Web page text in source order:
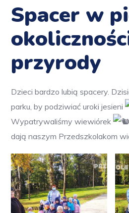
Spacer w
przyrody
Dzieci bardzo lubią spacery.
parku, by podziwiać uroki jesieni
Wypatrywaliśmy wiewiórek
dają naszym Przedszkolakom